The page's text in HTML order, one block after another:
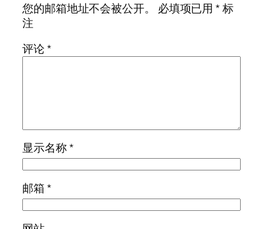
您的邮箱地址不会被公开。
必填项已用*标
注
评论*
显示名称*
邮箱*